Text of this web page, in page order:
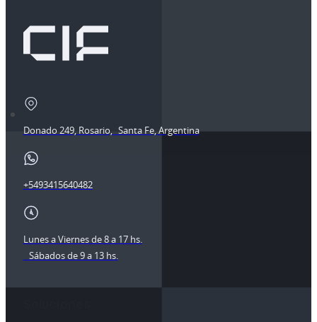
Donado 249, Rosario, Santa Fe, Argentina
+5493415640482
Lunes a Viernes de 8 a 17 hs.
Sábados de 9 a 13 hs.